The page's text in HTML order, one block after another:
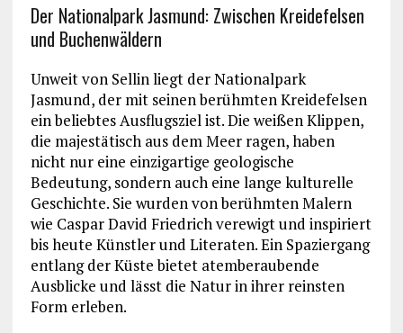
Der Nationalpark Jasmund: Zwischen Kreidefelsen
und Buchenwäldern
Unweit von Sellin liegt der Nationalpark
Jasmund, der mit seinen berühmten Kreidefelsen
ein beliebtes Ausflugsziel ist. Die weißen Klippen,
die majestätisch aus dem Meer ragen, haben
nicht nur eine einzigartige geologische
Bedeutung, sondern auch eine lange kulturelle
Geschichte. Sie wurden von berühmten Malern
wie Caspar David Friedrich verewigt und inspiriert
bis heute Künstler und Literaten. Ein Spaziergang
entlang der Küste bietet atemberaubende
Ausblicke und lässt die Natur in ihrer reinsten
Form erleben.